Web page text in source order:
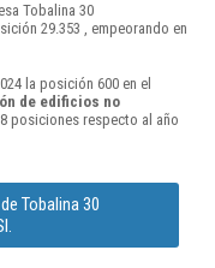
Tobalina 30
29.353 , empeorando en
la posición 600 en el
de edificios no
posiciones respecto al año
Tobalina 30